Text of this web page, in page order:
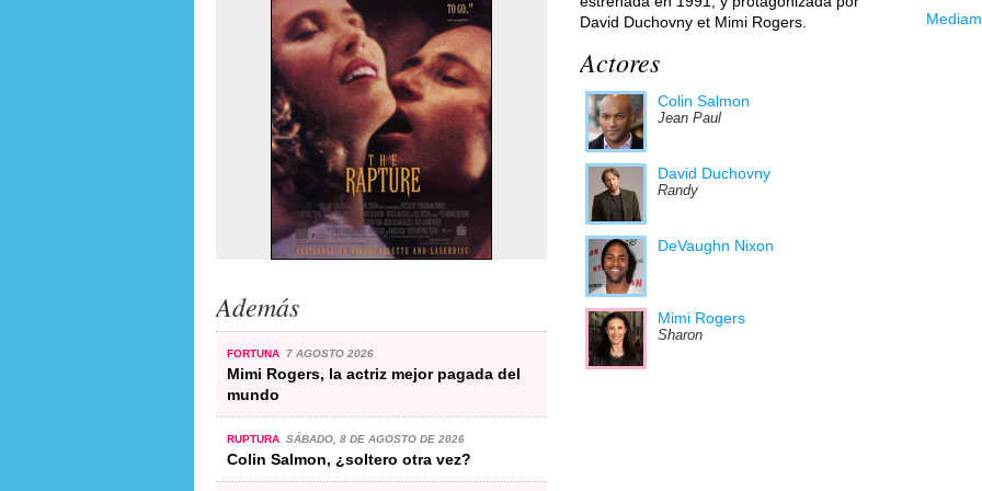
Además
FORTUNA 7 AGOSTO 2026
Mimi Rogers, la actriz mejor pagada del
mundo
RUPTURA SÁBADO, 8 DE AGOSTO DE 2026
Colin Salmon, ¿soltero otra vez?
David Duchovny et Mimi Rogers.
Actores
Colin Salmon
Jean Paul
David Duchovny
Randy
DeVaughn Nixon
Mimi Rogers
Sharon